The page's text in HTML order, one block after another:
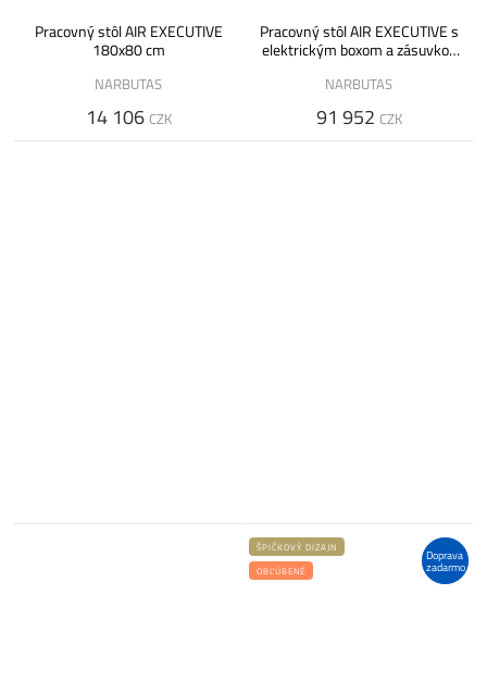
Pracovný stôl AIR EXECUTIVE
180x80 cm
NARBUTAS
14 106 CZK
Pracovný stôl AIR EXECUTIVE s
elektrickým boxom a zásuvkou
NARBUTAS
91 952 CZK
Doprava
zadarmo
ŠPIČKOVÝ DIZAJN
OBĽÚBENÉ